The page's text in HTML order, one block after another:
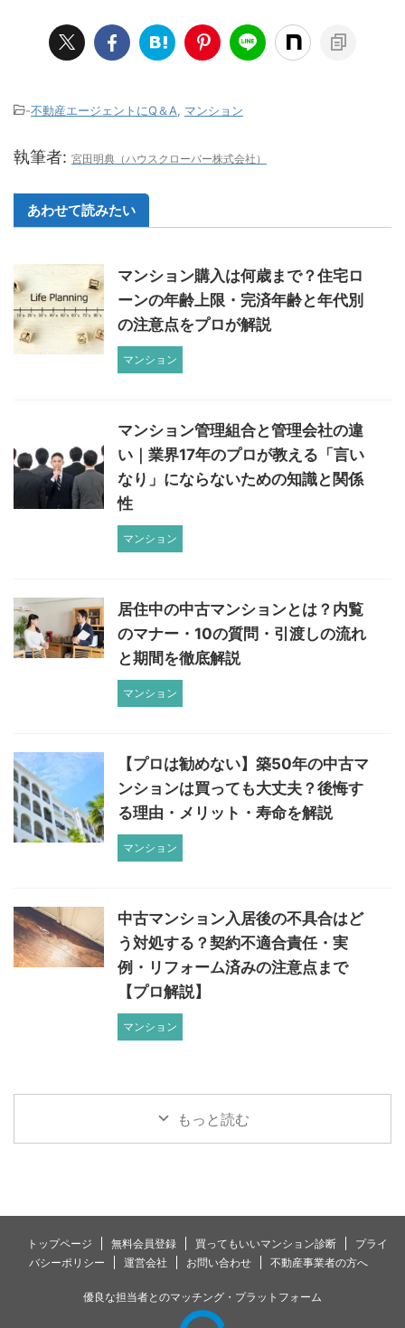
-不動産エージェントにQ＆A, マンション
執筆者: 宮田明典（ハウスクローバー株式会社）
あわせて読みたい
マンション購入は何歳まで？住宅ロ
ーンの年齢上限・完済年齢と年代別
の注意点をプロが解説
マンション
マンション管理組合と管理会社の違
い｜業界17年のプロが教える「言い
なり」にならないための知識と関係
性
マンション
居住中の中古マンションとは？内覧
のマナー・10の質問・引渡しの流れ
と期間を徹底解説
マンション
【プロは勧めない】築50年の中古マ
ンションは買っても大丈夫？後悔す
る理由・メリット・寿命を解説
マンション
中古マンション入居後の不具合はど
う対処する？契約不適合責任・実
例・リフォーム済みの注意点まで
【プロ解説】
マンション
もっと読む
トップページ 無料会員登録 買ってもいいマンション診断
プライ
バシーポリシー
運営会社 お問い合わせ 不動産事業者の方へ
優良な担当者とのマッチング・プラットフォーム